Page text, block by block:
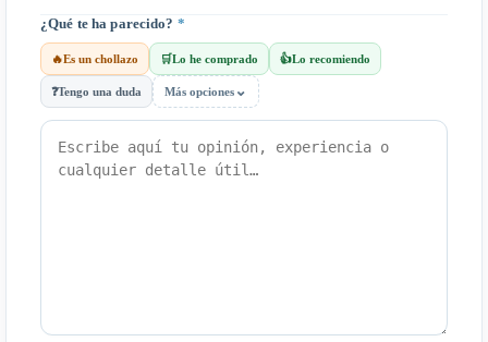
¿Qué te ha parecido? *
🔥Es un chollazo 🛒Lo he comprado 👍Lo recomiendo
❓Tengo una duda Más opciones ⌄